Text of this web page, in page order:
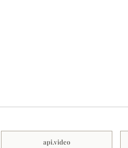
api.video